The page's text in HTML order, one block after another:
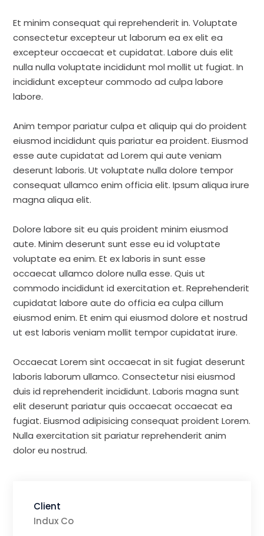
Et minim consequat qui reprehenderit in. Voluptate
consectetur excepteur ut laborum ea ex elit ea
excepteur occaecat et cupidatat. Labore duis elit
nulla nulla voluptate incididunt mol mollit ut fugiat. In
incididunt excepteur commodo ad culpa labore
labore.
Anim tempor pariatur culpa et aliquip qui do proident
eiusmod incididunt quis pariatur ea proident. Eiusmod
esse aute cupidatat ad Lorem qui aute veniam
deserunt laboris. Ut voluptate nulla dolore tempor
consequat ullamco enim officia elit. Ipsum aliqua irure
magna aliqua elit.
Dolore labore sit eu quis proident minim eiusmod
aute. Minim deserunt sunt esse eu id voluptate
voluptate ea enim. Et ex laboris in sunt esse
occaecat ullamco dolore nulla esse. Quis ut
commodo incididunt id exercitation et. Reprehenderit
cupidatat labore aute do officia ea culpa cillum
eiusmod enim. Et enim qui eiusmod dolore et nostrud
ut est laboris veniam mollit tempor cupidatat irure.
Occaecat Lorem sint occaecat in sit fugiat deserunt
laboris laborum ullamco. Consectetur nisi eiusmod
duis id reprehenderit incididunt. Laboris magna sunt
elit deserunt pariatur quis occaecat occaecat ea
fugiat. Eiusmod adipisicing consequat proident Lorem.
Nulla exercitation sit pariatur reprehenderit anim
dolor eu nostrud.
Client
Indux Co